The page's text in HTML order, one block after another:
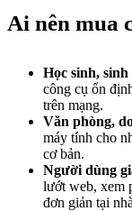
Ai nên mua
Học sinh, sinh
công cụ ổn
trên mạng.
Văn phòng,
máy tính cho
cơ bản.
Người dùng
lướt web, xem
đơn giản tại